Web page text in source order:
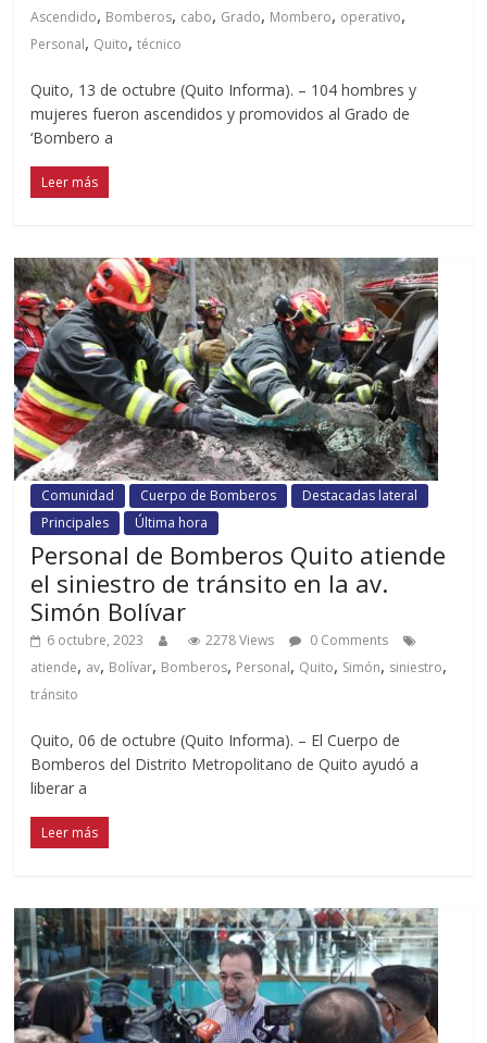
Ascendido, Bomberos, cabo, Grado, Mombero, operativo,
Personal, Quito,técnico
Quito, 13 de octubre (Quito Informa). – 104 hombres y
mujeres fueron ascendidos y promovidos al Grado de
‘Bombero a
Leer más
Comunidad Cuerpo de Bomberos
Destacadas lateral
Principales
Última hora
Personal de Bomberos Quito atiende
el siniestro de tránsito en la av.
Simón Bolívar
6 octubre, 2023 2278 Views
0 Comments
atiende, av, Bolívar, Bomberos, Personal, Quito, Simón, siniestro,
tránsito
Quito, 06 de octubre (Quito Informa). – El Cuerpo de
Bomberos del Distrito Metropolitano de Quito ayudó a
liberar a
Leer más